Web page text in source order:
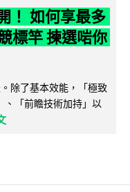
！ 如何享最多
標竿 揀選啱你
除了基本效能，「極致
「前瞻技術加持」以